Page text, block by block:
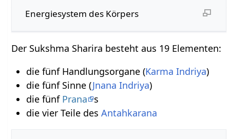
Energiesystem des Körpers
Der Sukshma Sharira besteht aus 19 Elementen:
die fünf Handlungsorgane (Karma Indriya)
die fünf Sinne (Jnana Indriya)
die fünf Prana
s
die vier Teile des Antahkarana